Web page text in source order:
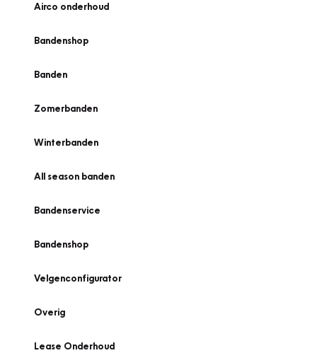
Airco onderhoud
Bandenshop
Banden
Zomerbanden
Winterbanden
All season banden
Bandenservice
Bandenshop
Velgenconfigurator
Overig
Lease Onderhoud